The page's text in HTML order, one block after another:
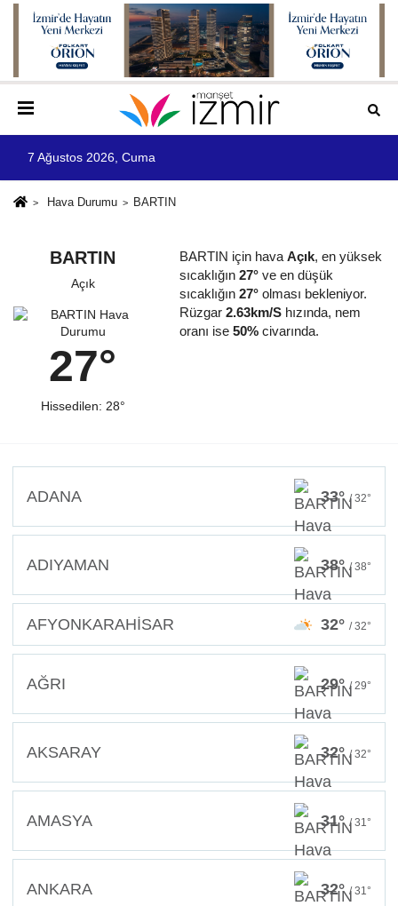
7 Ağustos 2026, Cuma
Hava Durumu BARTIN
BARTIN
Açık
27°
Hissedilen: 28°
BARTIN için hava Açık, en yüksek
sıcaklığın 27°ve en düşük
sıcaklığın 27°olması bekleniyor.
Rüzgar 2.63km/Shızında, nem
oranı ise 50%civarında.
ADANA 33° / 32°
ADIYAMAN 38° / 38°
AFYONKARAHİSAR 32° / 32°
AĞRI 29° / 29°
AKSARAY 32° / 32°
AMASYA 31° / 31°
ANKARA 32° / 31°